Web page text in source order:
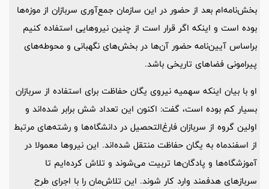
بخش‌نامه‌ام بعد از حضور در این سازمان جمع‌آوری سربازان از موزه‌ها
بوده است و اینکه اگر قرار است از چنین نیروهایی استفاده کنیم
براساس آیین‌نامه حضور آن‌ها در بخش‌های نگهبانی و محوطه‌های
پیرامونی فضاهای تاریخی باشد.
او با بیان اینکه سهمیه نیروی یگان حفاظت برای استفاده از سربازان
بسیار کم بوده است، گفت: اکنون این تعداد شش برابر شده‌اند و
اولین گروه از سربازان فارغ‌التحصیل در دانشگاه‌ها و رشته‌های مرتبط
از اسفندماه به یگان حفاظت منتقل شده‌اند. این نیروها معمولا در
آموزشگاه‌ها و پادگان‌ها تربیت می‌شوند و تلاش کرده‌ایم تا
سربازهای هدفمند وارد کار شوند. این تلاش‌مان را با اجرای طرح